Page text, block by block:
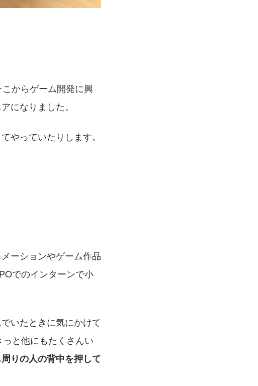
からゲーム開発に興
になりました。
やっていたりします。
ーションやゲーム作品
でのインターンで小
いたときに気にかけて
と他にもたくさんい
りの人の背中を押して